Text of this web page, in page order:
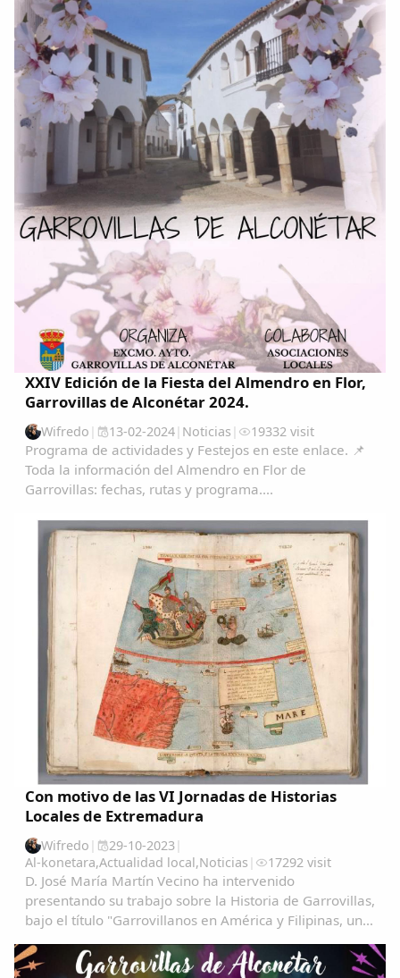
XXIV Edición de la Fiesta del Almendro en Flor,
Garrovillas de Alconétar 2024.
Wifredo | 13-02-2024| Noticias | 19332 visit
Programa de actividades y Festejos en este enlace. 📌
Toda la información del Almendro en Flor de
Garrovillas: fechas, rutas y programa....
Con motivo de las VI Jornadas de Historias
Locales de Extremadura
Wifredo | 29-10-2023|
Al-konetara,Actualidad local,Noticias | 17292 visit
D. José María Martín Vecino ha intervenido
presentando su trabajo sobre la Historia de Garrovillas,
bajo el título "Garrovillanos en América y Filipinas, una
aproximación cartográfica" Garrovillanos-en-
AmeÃ&#140;&#129;rica-y-Filipinas-una...